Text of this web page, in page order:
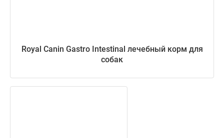
Royal Canin Gastro Intestinal лечебный корм для
собак